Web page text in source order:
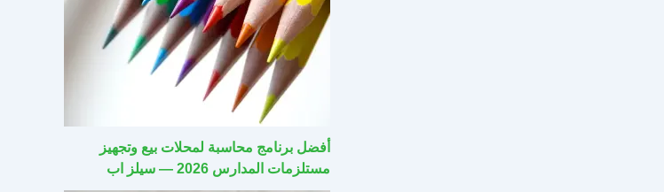
أفضل برنامج محاسبة لمحلات بيع وتجهيز
مستلزمات المدارس 2026 — سيلز اب